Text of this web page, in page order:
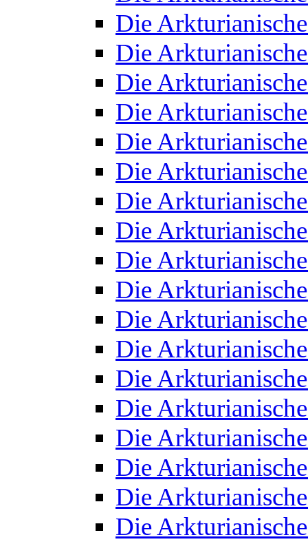
Die
Die
Die
Die
Die
Die
Die
Die
Die
Die
Die
Die
Die
Die
Die
Die
Die
Die